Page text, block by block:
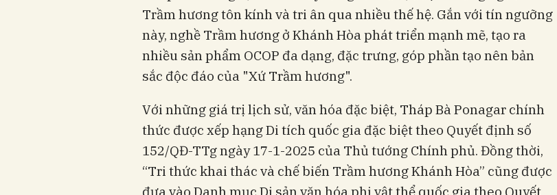
Trầm hương tôn kính và tri ân qua nhiều thế hệ. Gắn với tín ngưỡng
này, nghề Trầm hương ở Khánh Hòa phát triển mạnh mẽ, tạo ra
nhiều sản phẩm OCOP đa dạng, đặc trưng, góp phần tạo nên bản
sắc độc đáo của "Xứ Trầm hương".
Với những giá trị lịch sử, văn hóa đặc biệt, Tháp Bà Ponagar chính
thức được xếp hạng Di tích quốc gia đặc biệt theo Quyết định số
152/QĐ-TTg ngày 17-1-2025 của Thủ tướng Chính phủ. Đồng thời,
“Tri thức khai thác và chế biến Trầm hương Khánh Hòa” cũng được
đưa vào Danh mục Di sản văn hóa phi vật thể quốc gia theo Quyết